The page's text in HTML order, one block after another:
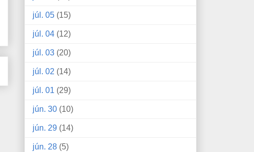
júl. 05 (15)
júl. 04 (12)
júl. 03 (20)
júl. 02 (14)
júl. 01 (29)
jún. 30 (10)
jún. 29 (14)
jún. 28 (5)